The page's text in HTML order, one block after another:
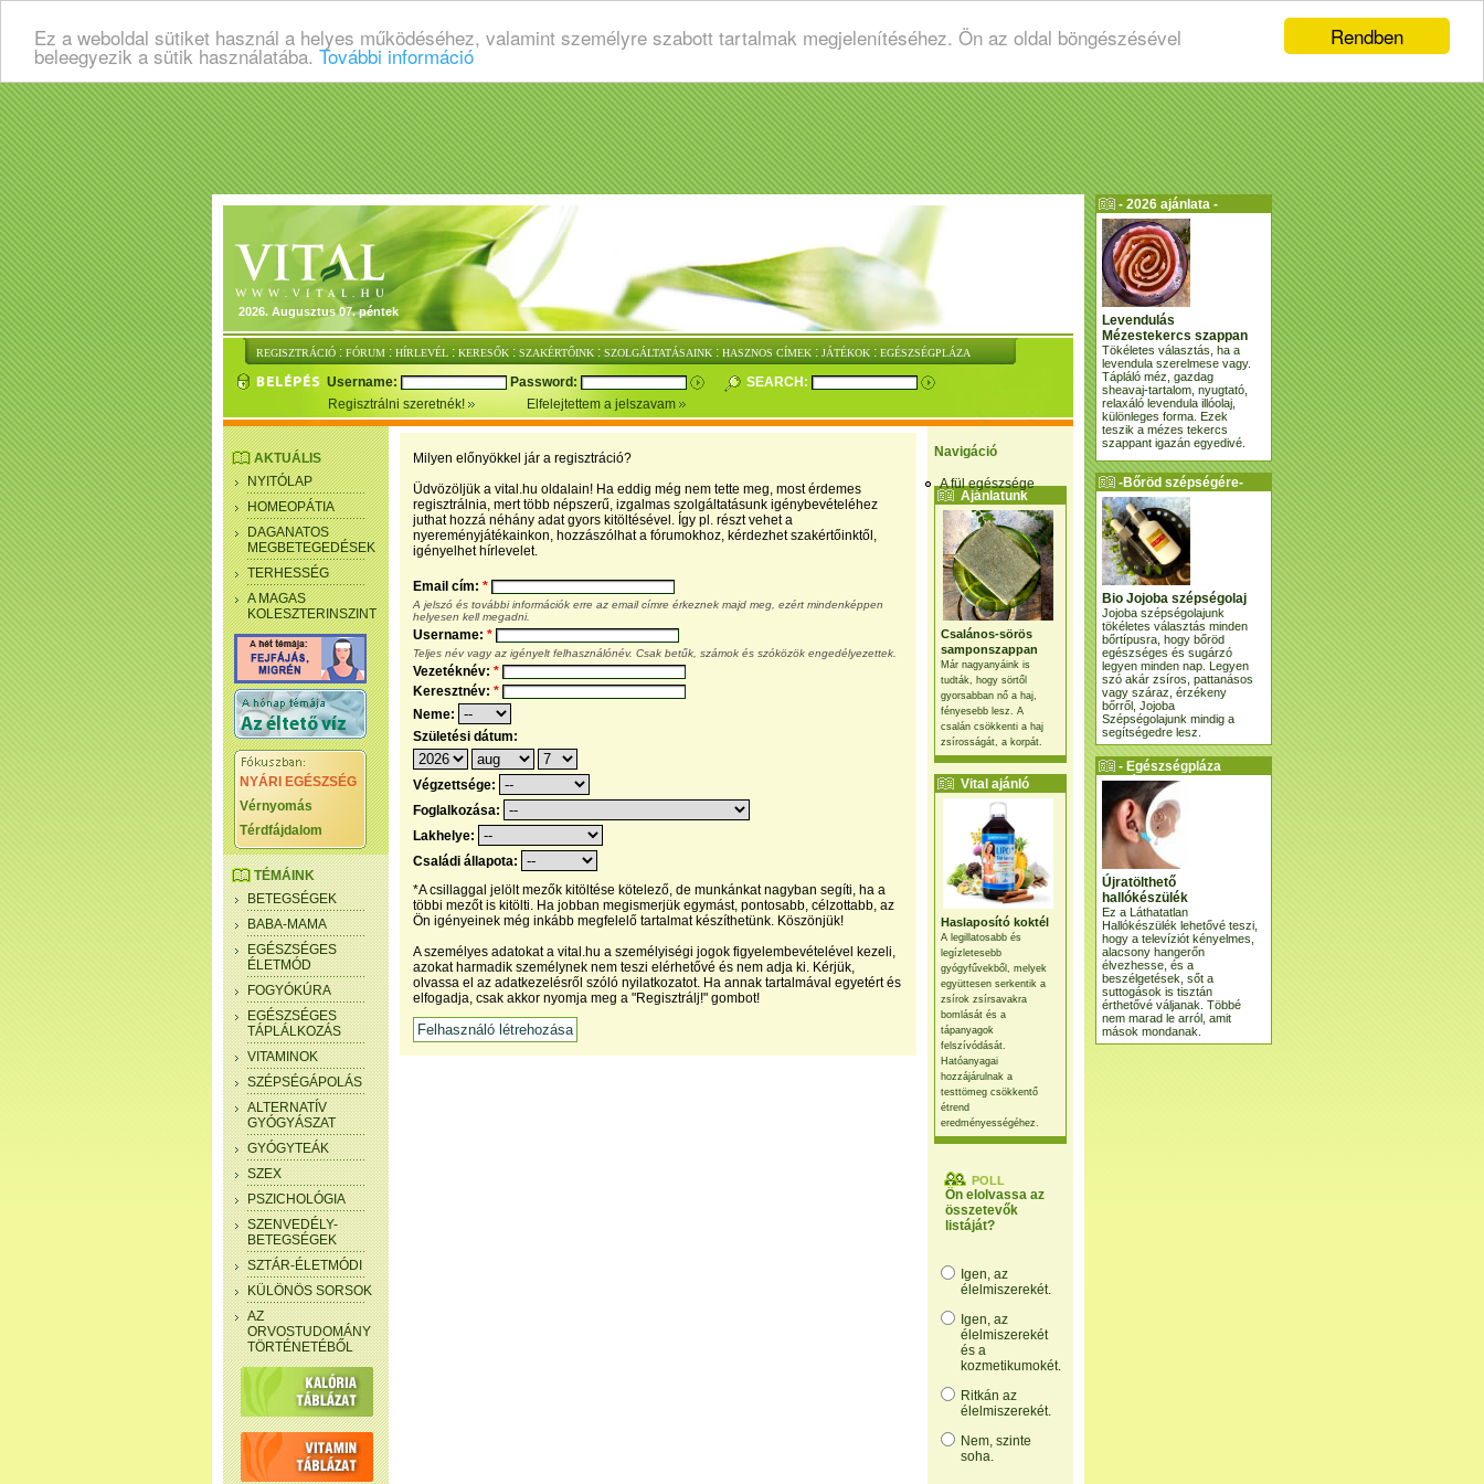
Rendben
Ez a weboldal sütiket használ a helyes működéséhez, valamint személyre szabott tartalmak megjelenítéséhez. Ön az oldal böngészésével
beleegyezik a sütik használatába. További információ
2026. Augusztus 07. péntek
REGISZTRÁCIÓ : FÓRUM : HÍRLEVÉL : KERESŐK : SZAKÉRTŐINK : SZOLGÁLTATÁSAINK : HASZNOS CÍMEK : JÁTÉKOK : EGÉSZSÉGPLÁZA
Username: Password:
SEARCH:
Regisztrálni szeretnék!
Elfelejtettem a jelszavam
Navigáció
A fül egészsége
Ajánlatunk
Csalános-sörös
samponszappan
Már nagyanyáink is
tudták, hogy sörtől
gyorsabban nő a haj,
fényesebb lesz. A
csalán csökkenti a haj
zsírosságát, a korpát.
Vital ajánló
Haslaposító koktél
A legillatosabb és
legízletesebb
gyógyfűvekből, melyek
együttesen serkentik a
zsírok zsírsavakra
bomlását és a
tápanyagok
felszívódását.
Hatóanyagai
hozzájárulnak a
testtömeg csökkentő
étrend
eredményességéhez.
POLL
Ön elolvassa az
összetevők
listáját?
Igen, az
élelmiszerekét.
Igen, az
élelmiszerekét
és a
kozmetikumokét.
Ritkán az
élelmiszerekét.
Nem, szinte
soha.
AKTUÁLIS
NYITÓLAP
HOMEOPÁTIA
DAGANATOS
MEGBETEGEDÉSEK
TERHESSÉG
A MAGAS
KOLESZTERINSZINT
NYÁRI EGÉSZSÉG
Vérnyomás
Térdfájdalom
TÉMÁINK
BETEGSÉGEK
BABA-MAMA
EGÉSZSÉGES
ÉLETMÓD
FOGYÓKÚRA
EGÉSZSÉGES
TÁPLÁLKOZÁS
VITAMINOK
SZÉPSÉGÁPOLÁS
ALTERNATÍV
GYÓGYÁSZAT
GYÓGYTEÁK
SZEX
PSZICHOLÓGIA
SZENVEDÉLY-
BETEGSÉGEK
SZTÁR-ÉLETMÓDI
KÜLÖNÖS SORSOK
AZ
ORVOSTUDOMÁNY
TÖRTÉNETÉBŐL
Milyen előnyökkel jár a regisztráció?
Üdvözöljük a vital.hu oldalain! Ha eddig még nem tette meg, most érdemes
regisztrálnia, mert több népszerű, izgalmas szolgáltatásunk igénybevételéhez
juthat hozzá néhány adat gyors kitöltésével. Így pl. részt vehet a
nyereményjátékainkon, hozzászólhat a fórumokhoz, kérdezhet szakértőinktől,
igényelhet hírlevelet.
Email cím: *
A jelszó és további információk erre az email címre érkeznek majd meg, ezért mindenképpen
helyesen kell megadni.
Username: *
Teljes név vagy az igényelt felhasználónév. Csak betűk, számok és szóközök engedélyezettek.
Vezetéknév: *
Keresztnév: *
Neme:
Születési dátum:
Végzettsége:
Foglalkozása:
Lakhelye:
Családi állapota:
*A csillaggal jelölt mezők kitöltése kötelező, de munkánkat nagyban segíti, ha a
többi mezőt is kitölti. Ha jobban megismerjük egymást, pontosabb, célzottabb, az
Ön igényeinek még inkább megfelelő tartalmat készíthetünk. Köszönjük!
A személyes adatokat a vital.hu a személyiségi jogok figyelembevételével kezeli,
azokat harmadik személynek nem teszi elérhetővé és nem adja ki. Kérjük,
olvassa el az adatkezelésről szóló nyilatkozatot. Ha annak tartalmával egyetért és
elfogadja, csak akkor nyomja meg a "Regisztrálj!" gombot!
- 2026 ajánlata -
Levendulás
Mézestekercs szappan
Tökéletes választás, ha a
levendula szerelmese vagy.
Tápláló méz, gazdag
sheavaj-tartalom, nyugtató,
relaxáló levendula illóolaj,
különleges forma. Ezek
teszik a mézes tekercs
szappant igazán egyedivé.
-Bőröd szépségére-
Bio Jojoba szépségolaj
Jojoba szépségolajunk
tökéletes választás minden
bőrtípusra, hogy bőröd
egészséges és sugárzó
legyen minden nap. Legyen
szó akár zsíros, pattanásos
vagy száraz, érzékeny
bőrről, Jojoba
Szépségolajunk mindig a
segítségedre lesz.
- Egészségpláza
ajánlatunk -
Újratölthető
hallókészülék
Ez a Láthatatlan
Hallókészülék lehetővé teszi,
hogy a televíziót kényelmes,
alacsony hangerőn
élvezhesse, és a
beszélgetések, sőt a
suttogások is tisztán
érthetővé váljanak. Többé
nem marad le arról, amit
mások mondanak.